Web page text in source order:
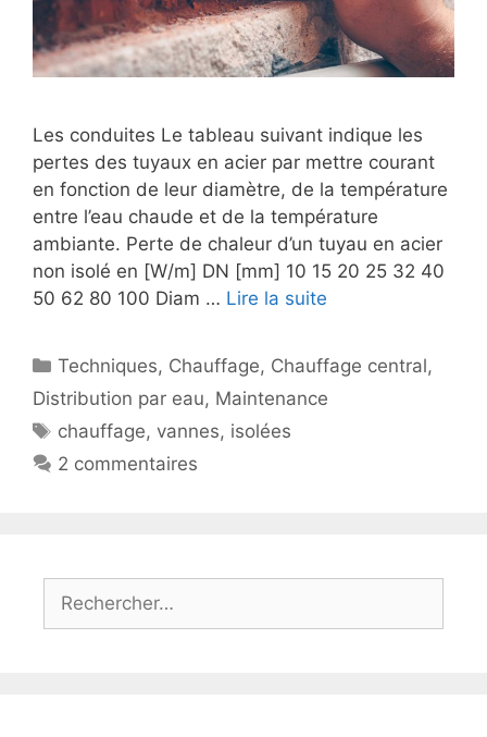
Les conduites Le tableau suivant indique les
pertes des tuyaux en acier par mettre courant
en fonction de leur diamètre, de la température
entre l’eau chaude et de la température
ambiante. Perte de chaleur d’un tuyau en acier
non isolé en [W/m] DN [mm] 10 15 20 25 32 40
50 62 80 100 Diam … Lire la suite
Catégories
Techniques, Chauffage, Chauffage central,
Distribution par eau, Maintenance
Étiquettes
chauffage, vannes, isolées
2 commentaires
Rechercher :